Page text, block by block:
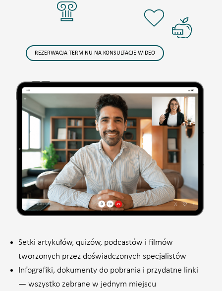
REZERWACJA TERMINU NA KONSULTACJE WIDEO
Setki artykułów, quizów, podcastów i filmów
tworzonych przez doświadczonych specjalistów
Infografiki, dokumenty do pobrania i przydatne linki
— wszystko zebrane w jednym miejscu